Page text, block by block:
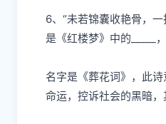
6、“未若锦囊收艳⻣， ⼀
是《红楼梦》中的 _____
名字是《葬花词》，此
命运，控诉社会的⿊暗，